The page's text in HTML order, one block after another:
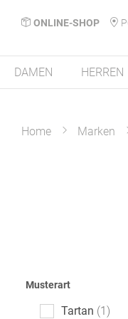
ONLINE-SHOP
DAMEN HERREN
Home Marken
Musterart
Tartan 1